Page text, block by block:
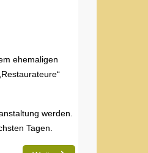
ehemaligen
werden.
Tagen.